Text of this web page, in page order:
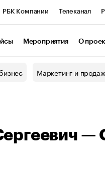
РБК Компании Телеканал
Мероприятия О
Маркетинг и